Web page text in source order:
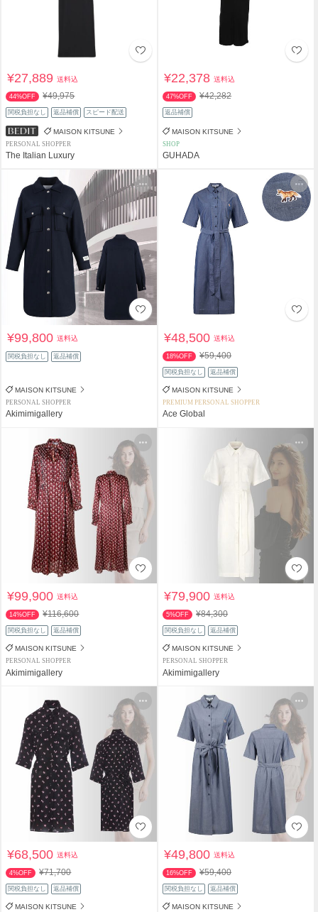
¥27,889送料込
44%OFF ¥49,975
関税負担なし 返品補償 スピード配送
MAISON KITSUNE
PERSONAL SHOPPER
The Italian Luxury
¥22,378送料込
47%OFF ¥42,282
返品補償
MAISON KITSUNE
SHOP
GUHADA
¥99,800送料込
関税負担なし 返品補償
MAISON KITSUNE
PERSONAL SHOPPER
Akimimigallery
¥48,500送料込
18%OFF ¥59,400
関税負担なし 返品補償
MAISON KITSUNE
PREMIUM PERSONAL SHOPPER
Ace Global
¥99,900送料込
14%OFF ¥116,600
関税負担なし 返品補償
MAISON KITSUNE
PERSONAL SHOPPER
Akimimigallery
¥79,900送料込
5%OFF ¥84,300
関税負担なし 返品補償
MAISON KITSUNE
PERSONAL SHOPPER
Akimimigallery
¥68,500送料込
4%OFF ¥71,700
関税負担なし 返品補償
MAISON KITSUNE
¥49,800送料込
16%OFF ¥59,400
関税負担なし 返品補償
MAISON KITSUNE